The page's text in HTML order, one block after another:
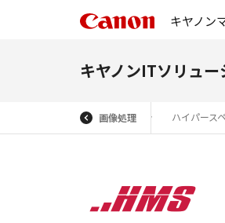
キヤノン
キヤノンITソリュ
画像処理
産業用カメラ ハイパース